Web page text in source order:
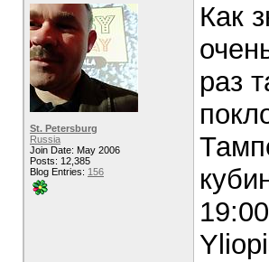
St. Petersburg
Russia
Join Date: May 2006
Posts: 12,385
Blog Entries: 156
Как
раз